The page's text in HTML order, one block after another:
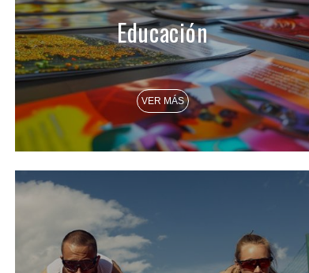
Educación
VER MÁS